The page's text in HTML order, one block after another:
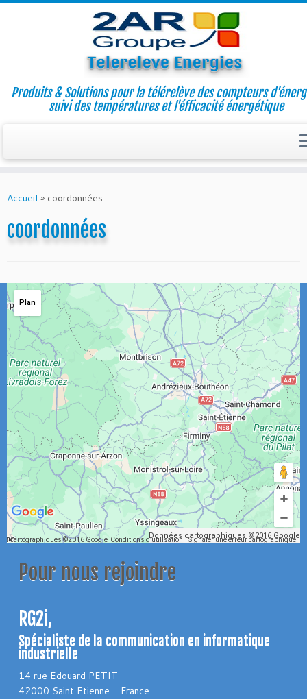
to
Produits & Solutions pour la télérelève des compteurs
suivi des températures et l'éfficacité énergétique
Accueil » coordonnées
coordonnées
cartographiques ©2016 Google Données cartographiques ©2016 Google
Conditions d’utilisation Signaler une erreur cartographique
Plan
Pour nous rejoindre
RG2i,
Spécialiste de la communication en informatique
industrielle
14 rue Edouard PETIT
42000 Saint Etienne – France